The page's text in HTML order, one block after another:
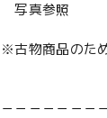
写真参照
※古物商品のた
－－－－－－－